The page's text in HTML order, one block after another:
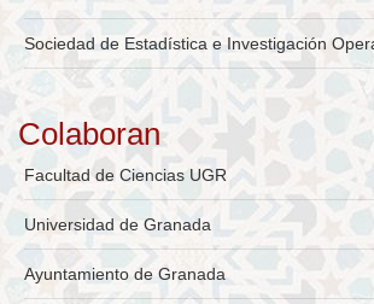
Sociedad de Estadística e Investigación
Colaboran
Facultad de Ciencias UGR
Universidad de Granada
Ayuntamiento de Granada